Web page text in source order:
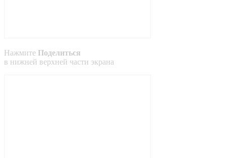
Нажмите Поделиться
в нижней верхней части экрана